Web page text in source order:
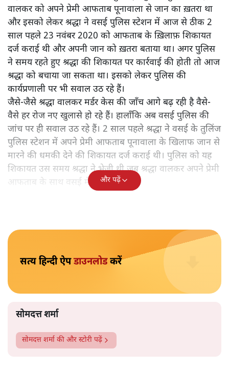
सोमदत्त शर्मा
आफ़ताब ने जिस श्रद्धा वालकर की हत्या की और क़रीब 35 टुकड़े कर
उन्हें 18 दिन तक फेंकता रहा, उसको पहले भी मार कर टुकड़े करने
की धमकी दी थी। जानिए, दो साल पहले श्रद्धा ने क्या की थी
श्रद्धा वालकर मर्डर केस में एक बहुत बड़ा खुलासा हुआ है। श्रद्धा
वालकर को अपने प्रेमी आफताब पूनावाला से जान का ख़तरा था
और इसको लेकर श्रद्धा ने वसई पुलिस स्टेशन में आज से ठीक 2
दर्ज कराई थी और अपनी जान को ख़तरा बताया था। अगर पुलिस
श्रद्धा को बचाया जा सकता था। इसको लेकर पुलिस की
कार्यप्रणाली पर भी सवाल उठ रहे हैं।